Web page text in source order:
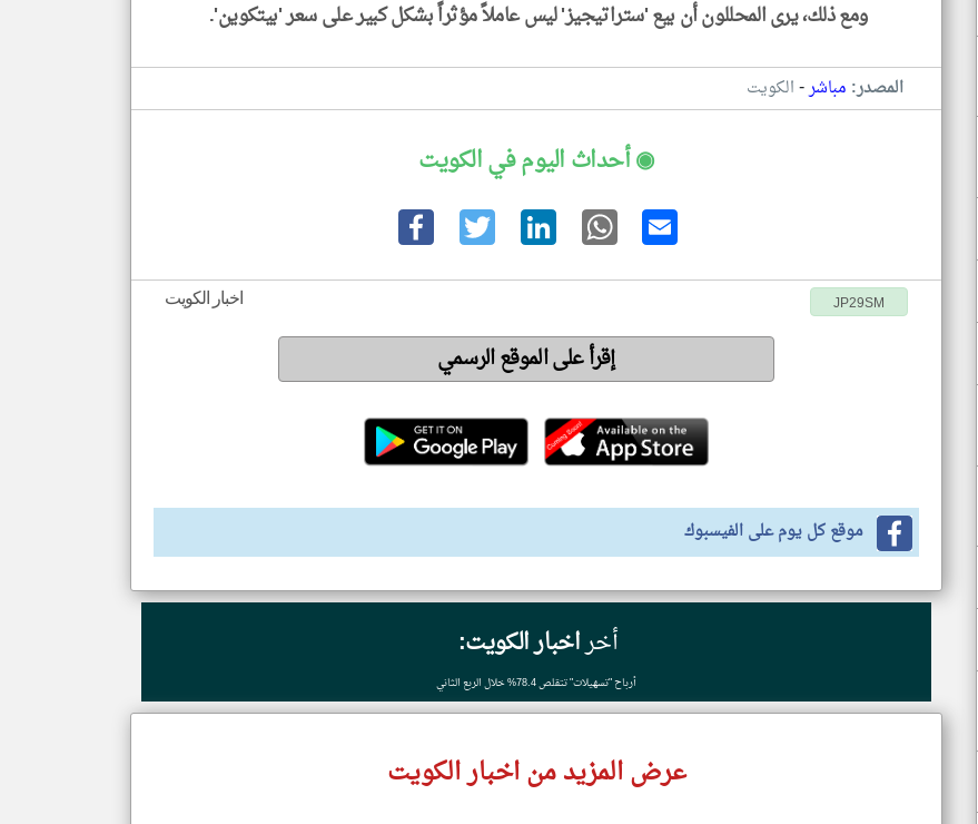
ومع ذلك، يرى المحللون أن بيع 'ستراتيجيز' ليس عاملاً مؤثراً بشكل كبير على سعر 'بيتكوين'.
المصدر: مباشر-الكويت
◉ أحداث اليوم في الكويت
اخبار الكويت JP29SM
إقرأ على الموقع الرسمي
موقع كل يوم على الفيسبوك
أخراخبار الكويت:
أرباح "تسهيلات" تتقلص 78.4% خلال الربع الثاني
عرض المزيد من اخبار الكويت